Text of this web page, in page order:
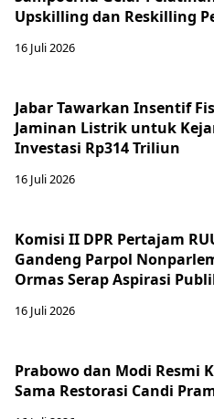
Upskilling dan Reskilling
16 Juli 2026
Jabar Tawarkan Insentif
Jaminan Listrik untuk
Investasi Rp314 Triliun
16 Juli 2026
Komisi II DPR Pertajam
Gandeng Parpol
Ormas Serap Aspirasi
16 Juli 2026
Prabowo dan Modi Resmi
Sama Restorasi Candi